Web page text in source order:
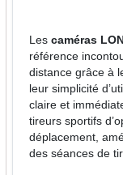
Lescaméras
référence
distance grâce à
leur simplicité
claire et
tireurs sportifs
déplacement,
des séances de tir.